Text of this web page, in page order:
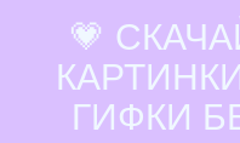
💗
ГИФКИ